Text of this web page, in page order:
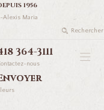
1956
Alexis Maria
364-3111
nous